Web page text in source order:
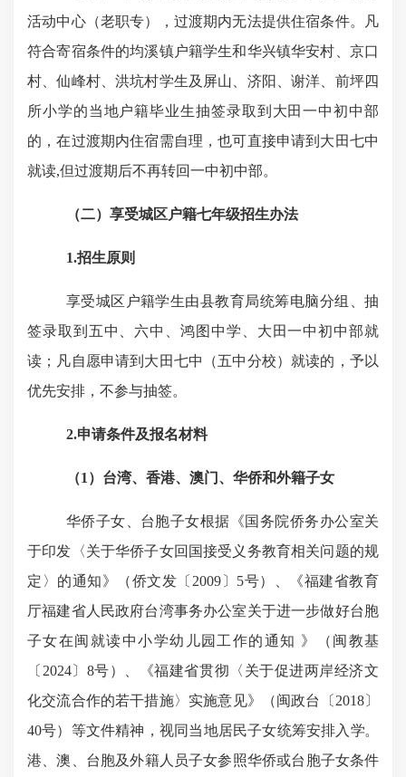
活动中心（老职专），过渡期内无法提供住宿条件。凡
符合寄宿条件的均溪镇户籍学生和华兴镇华安村、京口
村、仙峰村、洪坑村学生及屏山、济阳、谢洋、前坪四
所小学的当地户籍毕业生抽签录取到大田一中初中部
的，在过渡期内住宿需自理，也可直接申请到大田七中
就读,但过渡期后不再转回一中初中部。
（二） 享受城区户籍七年级招生办法
1.招生原则
享受城区户籍学生由县教育局统筹电脑分组、抽
签录取到五中、六中、鸿图中学、大田一中初中部就
读；凡自愿申请到大田七中（五中分校）就读的，予以
优先安排，不参与抽签。
2.申请条件及报名材料
（1 ）台湾、香港、澳门、华侨和外籍子女
华侨子女、台胞子女根据《国务院侨务办公室关
于印发〈关于华侨子女回国接受义务教育相关问题的规
定〉的通知》（侨文发〔 2009 〕 5号）、
《福建省教育
厅福建省人民政府台湾事务办公室关于进一步做好台胞
子女在闽就读中小学幼儿园工作的通知 》（闽教基
〔 2024〕 8号）
、《福建省贯彻〈关于促进两岸经济文
化交流合作的若干措施〉实施意见》（闽政台〔 2018〕
40号）等文件精神，视同当地居民子女统筹安排入 学。
港、澳、台胞及外籍人员子女参照华侨或台胞子女条件